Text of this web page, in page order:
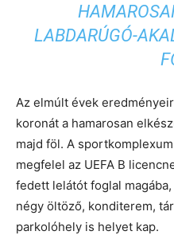
LABDARÚGÓ-
Az elmúlt évek
koronát a hamarosan
majd föl. A
megfelel az UEFA B
fedett lelátót foglal
négy öltöző, konditerem,
parkolóhely is helyet kap.